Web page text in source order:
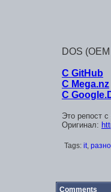
DOS
С GitHub
С Mega.nz
С
Это репост с
Оригинал:
Tags: it,
Comments